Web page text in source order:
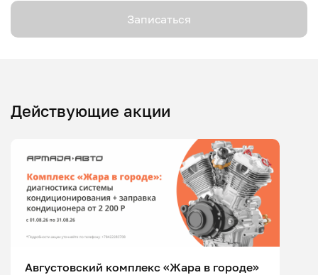
Записаться
Действующие акции
Августовский комплекс «Жара в городе»